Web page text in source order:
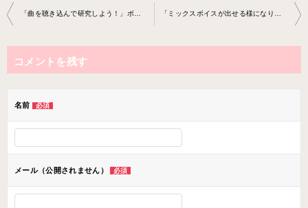
投
稿
ナ
ビ
ョ
ン
「曲を聴き込んで研究しよう！」ボーカル教室 2023-4-10-­no0013-­0083 「ミックスボイスが出せる様になりました！」ボーカル教室 2023-4-28-­no0013-­0082
コメントを残す
名前 必須
メール（公開されません） 必須